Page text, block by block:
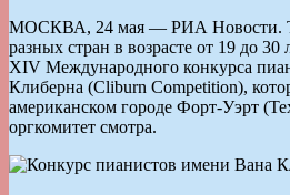
МОСКВА, 24 мая — РИА Новости.
разных стран в возрасте от 19 до 30
XIV Международного конкурса
Клиберна (Cliburn Competition),
американском городе Форт-Уэрт
оргкомитет смотра.